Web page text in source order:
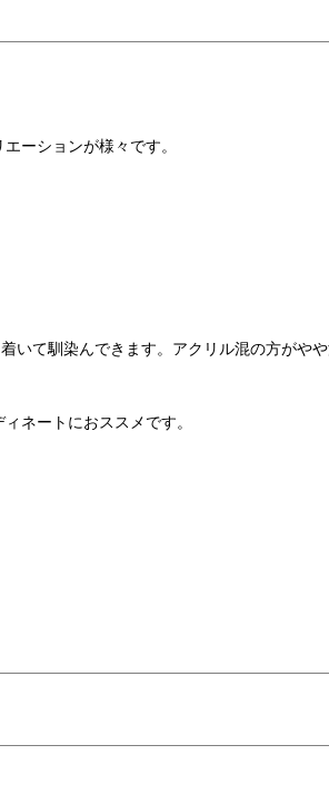
ーションが様々です。
いて馴染んできます。アクリル混の方がや
ネートにおススメです。